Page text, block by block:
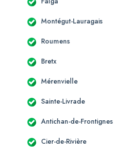
Montégut-Lauragais
Roumens
Bretx
Mérenvielle
Sainte-Livrade
Antichan-de-Frontignes
Cier-de-Rivière